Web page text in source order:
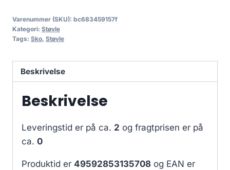
Varenummer (SKU): bc683459157f
Kategori: Støvle
Tags: Sko, Støvle
Beskrivelse
Beskrivelse
Leveringstid er på ca. 2 og fragtprisen er på
ca. 0
Produktid er 49592853135708 og EAN er